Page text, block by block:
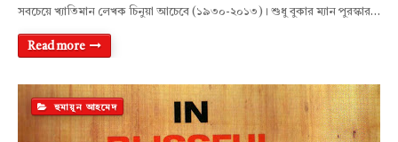
সবচেয়ে খ্যাতিমান লেখক চিনুয়া আচেবে (১৯৩০-২০১৩)। শুধু বুকার ম্যান পুরস্কার…
Read more
হুমায়ূন আহমেদ